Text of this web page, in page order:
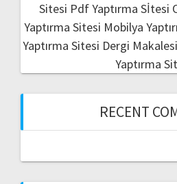
Sitesi Pdf Yaptırma Sİtesi
Yaptırma Sitesi Mobilya
Yaptırma Sitesi Dergi
Yaptırma
RECENT